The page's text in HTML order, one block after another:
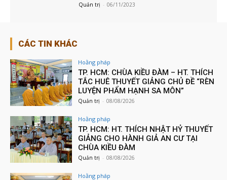
Quản trị - 06/11/2023
CÁC TIN KHÁC
Hoằng pháp
TP. HCM: CHÙA KIỀU ĐÀM – HT. THÍCH
TẮC HUÊ THUYẾT GIẢNG CHỦ ĐỀ “RÈN
LUYỆN PHẨM HẠNH SA MÔN”
Quản trị - 08/08/2026
Hoằng pháp
TP. HCM: HT. THÍCH NHẬT HỶ THUYẾT
GIẢNG CHO HÀNH GIẢ AN CƯ TẠI
CHÙA KIỀU ĐÀM
Quản trị - 08/08/2026
Hoằng pháp